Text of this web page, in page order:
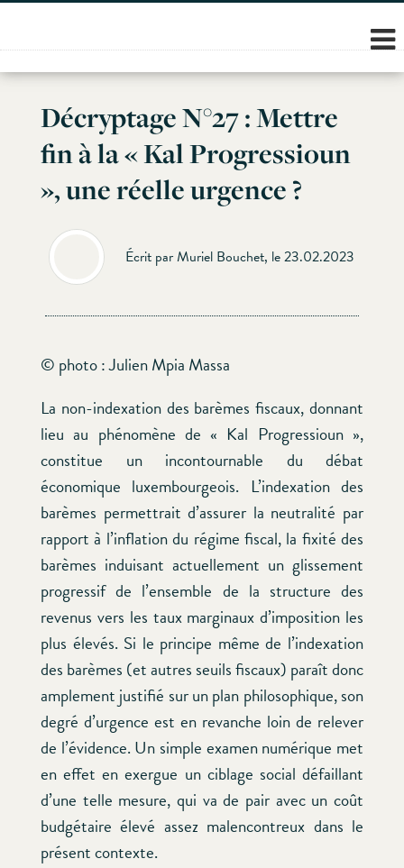
Skip
content
Décryptage N°27 : Mettre
fin à la « Kal Progressioun
», une réelle urgence ?
Écrit par Muriel Bouchet, le 23.02.2023
© photo : Julien Mpia Massa
La non-indexation des barèmes fiscaux, donnant
lieu au phénomène de « Kal Progressioun »,
constitue un incontournable du débat
économique luxembourgeois. L’indexation des
barèmes permettrait d’assurer la neutralité par
rapport à l’inflation du régime fiscal, la fixité des
barèmes induisant actuellement un glissement
progressif de l’ensemble de la structure des
revenus vers les taux marginaux d’imposition les
plus élevés. Si le principe même de l’indexation
des barèmes (et autres seuils fiscaux) paraît donc
amplement justifié sur un plan philosophique, son
degré d’urgence est en revanche loin de relever
de l’évidence. Un simple examen numérique met
en effet en exergue un ciblage social défaillant
d’une telle mesure, qui va de pair avec un coût
budgétaire élevé assez malencontreux dans le
présent contexte.